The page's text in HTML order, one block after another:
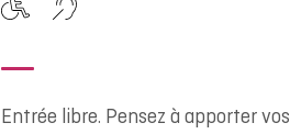
Entrée libre. Pensez à apporter vos